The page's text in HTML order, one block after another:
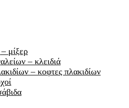
μίξερ
– κλειδιά
– κοφτες πλακιδίων